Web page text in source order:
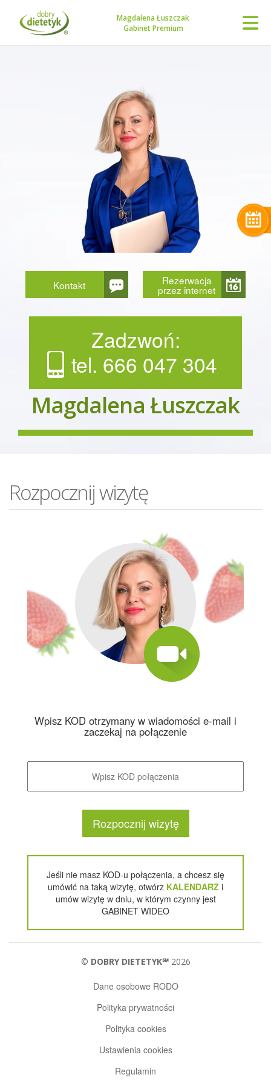
Magdalena Łuszczak
Gabinet Premium
Kontakt Rezerwacja
przez internet
Zadzwoń:
tel. 666 047 304
Magdalena Łuszczak
Rozpocznij wizytę
Wpisz KOD otrzymany w wiadomości e-mail i
zaczekaj na połączenie
Rozpocznij wizytę
Jeśli nie masz KOD-u połączenia, a chcesz się
umówić na taką wizytę, otwórz KALENDARZ i
umów wizytę w dniu, w którym czynny jest
GABINET WIDEO
© DOBRY DIETETYK℠2026
Dane osobowe RODO
Polityka prywatności
Polityka cookies
Ustawienia cookies
Regulamin